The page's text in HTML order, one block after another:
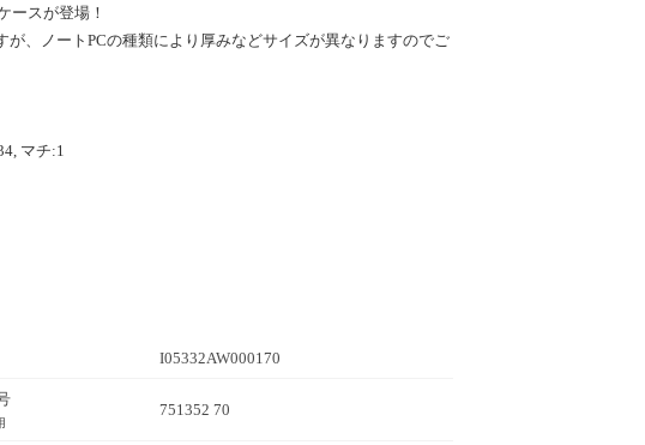
ースが登場！
が、ノートPCの種類により厚みなどサイズが異なりますのでご
マチ:1
I05332AW000170
751352 70